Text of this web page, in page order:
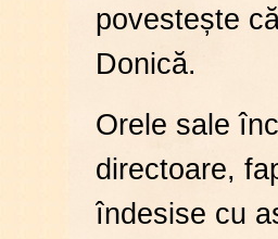
povestește
Donică.
Orele sale
directoare,
îndesise cu